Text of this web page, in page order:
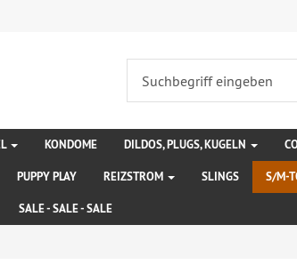
KONDOME DILDOS, PLUGS, KUGELN
PUPPY PLAY REIZSTROM SLINGS S/M-
SALE - SALE - SALE